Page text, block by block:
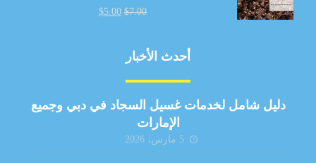
$7.00
$5.00
أحدث الأخبار
دليل شامل لخدمات غسيل السجاد في دبي وجميع
الإمارات
5 مارس، 2026